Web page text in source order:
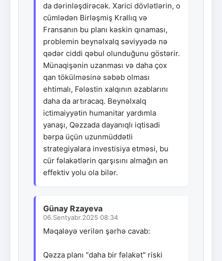
da dərinləşdirəcək. Xarici dövlətlərin, o
cümlədən Birləşmiş Krallıq və
Fransanın bu planı kəskin qınaması,
problemin beynəlxalq səviyyədə nə
qədər ciddi qəbul olunduğunu göstərir.
Münaqişənin uzanması və daha çox
qan tökülməsinə səbəb olması
ehtimalı, Fələstin xalqının əzablarını
daha da artıracaq. Beynəlxalq
ictimaiyyətin humanitar yardımla
yanaşı, Qəzzada dayanıqlı iqtisadi
bərpa üçün uzunmüddətli
strategiyalara investisiya etməsi, bu
cür fəlakətlərin qarşısını almağın ən
effektiv yolu ola bilər.
Günay Rzayeva
06.Sentyabr.2025 08:34
Məqaləyə verilən şərhə cavab:
Qəzza planı "daha bir fəlakət" riski